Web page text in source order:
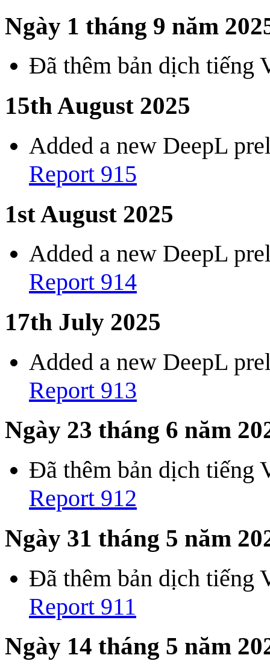
Ngày 1 tháng 9 năm
Đã thêm bản dịch tiếng
15th August 2025
Added a new DeepL
Report 915
1st August 2025
Added a new DeepL
Report 914
17th July 2025
Added a new DeepL
Report 913
Ngày 23 tháng 6 năm
Đã thêm bản dịch tiếng
Report 912
Ngày 31 tháng 5 năm
Đã thêm bản dịch tiếng
Report 911
Ngày 14 tháng 5 năm